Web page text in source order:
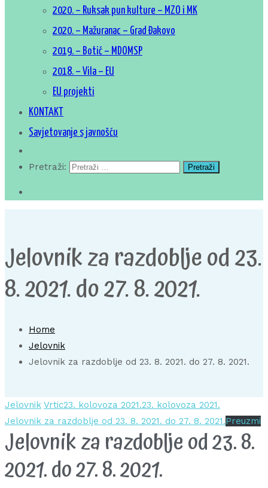
2020. – Ruksak pun kulture – MZO i MK
2020. – Mažuranac – Grad Đakovo
2019. – Botić – MDOMSP
2018. – Vila – EU
EU projekti
KONTAKT
Savjetovanje s javnošću
Pretraži:
Jelovnik za razdoblje od 23.
8. 2021. do 27. 8. 2021.
Home
Jelovnik
Jelovnik za razdoblje od 23. 8. 2021. do 27. 8. 2021.
Jelovnik Vrtic23. kolovoza 2021.23. kolovoza 2021.
Jelovnik za razdoblje od 23. 8. 2021. do 27. 8. 2021.Preuzmi
Jelovnik za razdoblje od 23. 8.
2021. do 27. 8. 2021.